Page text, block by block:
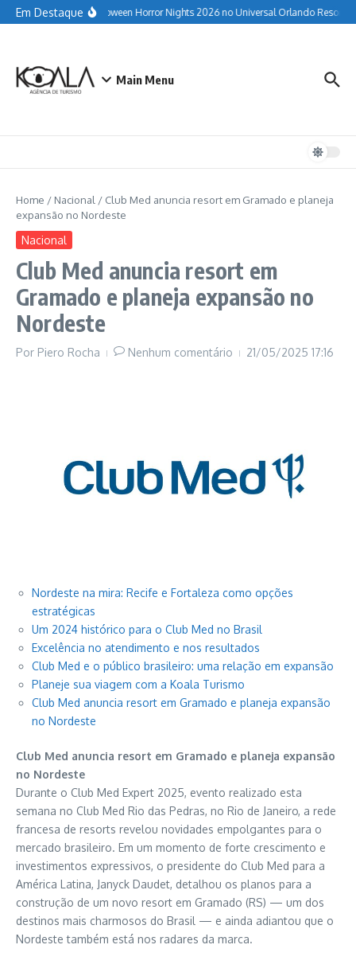
Ir para o conteúdo
Em Destaque
Guia completo do Halloween Horror Nights 2026 no Universal Orlando Resort
Main Menu
Home / Nacional / Club Med anuncia resort em Gramado e planeja
expansão no Nordeste
Nacional
Club Med anuncia resort em
Gramado e planeja expansão no
Nordeste
Por Piero Rocha Nenhum comentário 21/05/2025 17:16
Nordeste na mira: Recife e Fortaleza como opções
estratégicas
Um 2024 histórico para o Club Med no Brasil
Excelência no atendimento e nos resultados
Club Med e o público brasileiro: uma relação em expansão
Planeje sua viagem com a Koala Turismo
Club Med anuncia resort em Gramado e planeja expansão
no Nordeste
Club Med anuncia resort em Gramado e planeja expansão
no Nordeste
Durante o Club Med Expert 2025, evento realizado esta
semana no Club Med Rio das Pedras, no Rio de Janeiro, a rede
francesa de resorts revelou novidades empolgantes para o
mercado brasileiro. Em um momento de forte crescimento e
investimentos expressivos, o presidente do Club Med para a
América Latina, Janyck Daudet, detalhou os planos para a
construção de um novo resort em Gramado (RS) — um dos
destinos mais charmosos do Brasil — e ainda adiantou que o
Nordeste também está nos radares da marca.